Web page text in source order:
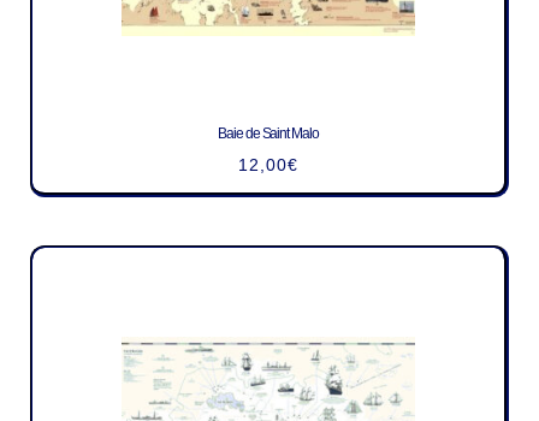
Baie de Saint Malo
12,00€